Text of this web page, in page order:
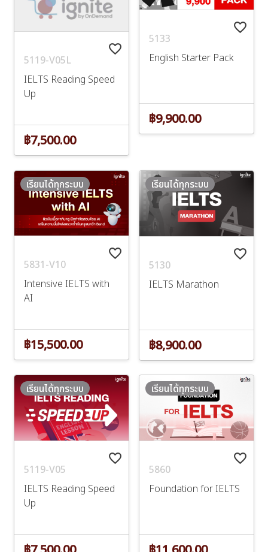
favorite_border
5119-V05L
IELTS Reading Speed
Up
฿7,500.00
favorite_border
5133
English Starter Pack
฿9,900.00
favorite_border
5831-V10
Intensive IELTS with
AI
เรียนได้ทุกระบบ
฿15,500.00
favorite_border
5130
IELTS Marathon
เรียนได้ทุกระบบ
฿8,900.00
favorite_border
5119-V05
IELTS Reading Speed
Up
เรียนได้ทุกระบบ
favorite_border
5860
Foundation for IELTS
เรียนได้ทุกระบบ